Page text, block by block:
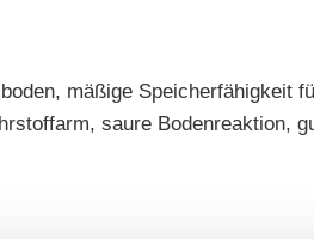
mäßige Speicherfähigkeit
saure Bodenreaktion,